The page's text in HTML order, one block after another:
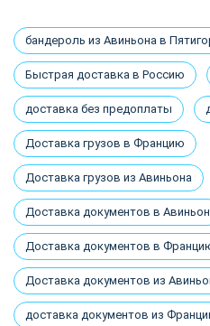
бандероль из Авиньона в
Быстрая доставка в Россию
доставка без предоплаты
Доставка грузов в Францию
Доставка грузов из Авиньона
Доставка документов в Авиньон
Доставка документов в
Доставка документов из
доставка документов из